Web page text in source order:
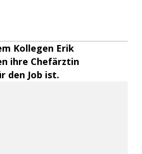
Kollegen Erik
ihre Chefärztin
den Job ist.